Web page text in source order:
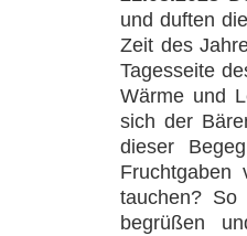
und duften
Zeit des
Tagesseite
Wärme und
sich der
dieser
tauchen? So
begrüßen